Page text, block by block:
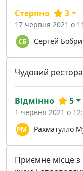
Сергей
Стерпно 3
17 червня 2021 о
Чудовий
Рахматулло
Відмінно 5
1 червня 2021 о
Приємне місце